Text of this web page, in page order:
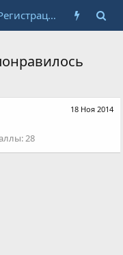
Регистрация
18 Ноя 2014
28